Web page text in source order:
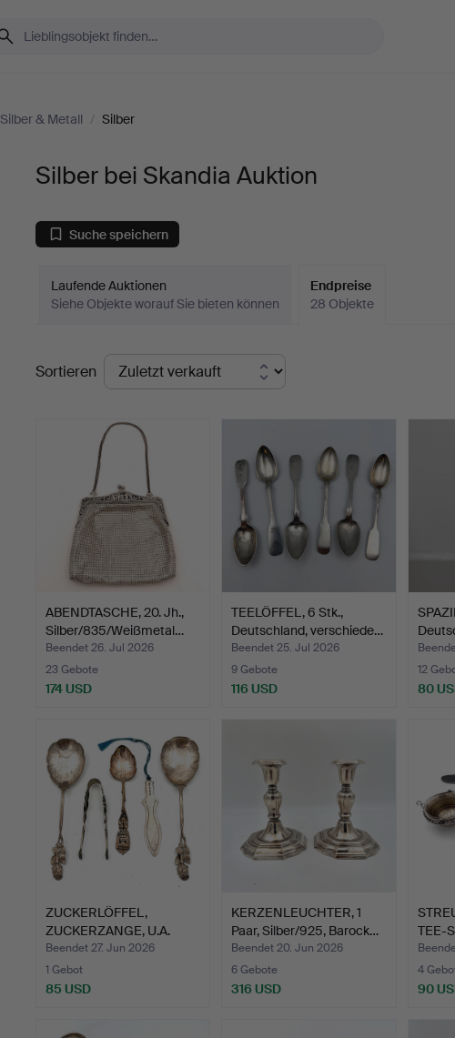
Silber & Metall / Silber
Silber bei Skandia Auktion
Suche speichern
Laufende Auktionen
Siehe Objekte worauf Sie bieten können
Endpreise
28 Objekte
Endpreise
Sortieren
ABENDTASCHE, 20. Jh.,
Silber/835/Weißmetal…
Beendet 26. Jul 2026
23 Gebote
174 USD
TEELÖFFEL, 6 Stk.,
Deutschland, verschiede…
Beendet 25. Jul 2026
9 Gebote
116 USD
12
80
ZUCKERLÖFFEL,
ZUCKERZANGE, U.A.
Silber.
Beendet 27. Jun 2026
1 Gebot
85 USD
KERZENLEUCHTER, 1
Paar, Silber/925, Barock…
Beendet 20. Jun 2026
6 Gebote
316 USD
TEE-
4
90